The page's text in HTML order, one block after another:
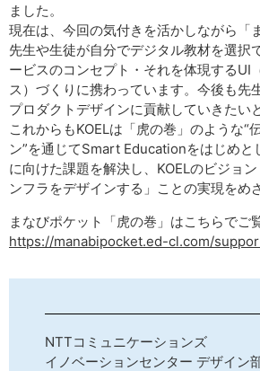
ました。
現在は、今回の気付きを活かしながら「
先生や生徒が自分でデジタル教材を選択
ービスのコンセプト・それを体現するUI
ス）づくりに携わっています。今後も先
プロダクトデザインに貢献していきたい
これからもKOELは「虎の巻」のような“
ン”を通じてSmart Educationをはじめ
に向けた課題を解決し、KOELのビジョ
ンフラをデザインする」ことの実現をめ
まなびポケット「虎の巻」はこちらでご
https://manabipocket.ed-cl.com/
NTTコミュニケーションズ
イノベーションセンター デザイン